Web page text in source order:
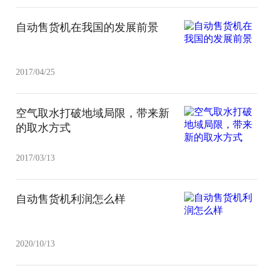
自动售货机在我国的发展前景
2017/04/25
空气取水打破地域局限，带来新
的取水方式
2017/03/13
自动售货机利润怎么样
2020/10/13